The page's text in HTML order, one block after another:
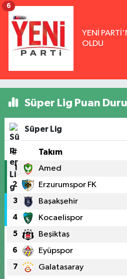
YENİ
OLDU
6
Süper Lig Puan
Süper Lig
# Takım
1 Amed
2 Erzurumspor FK
3 Başakşehir
4 Kocaelispor
5 Beşiktaş
6 Eyüpspor
7 Galatasaray